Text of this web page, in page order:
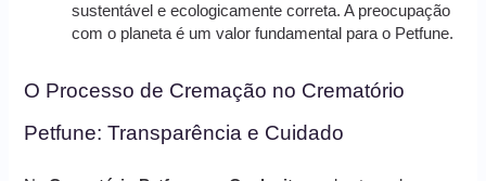
sustentável e ecologicamente correta. A preocupação
com o planeta é um valor fundamental para o Petfune.
O Processo de Cremação no Crematório
Petfune: Transparência e Cuidado